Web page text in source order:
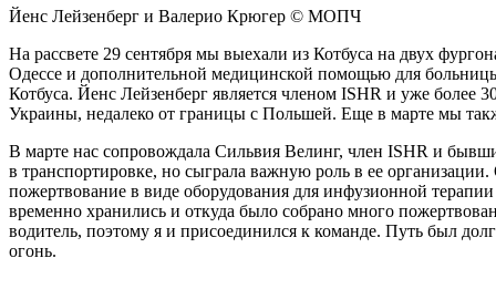
Йенс Лейзенберг и Валерио Крюгер © МОПЧ
На рассвете 29 сентября мы выехали из Котбуса на двух
Одессе и дополнительной медицинской помощью для
Котбуса. Йенс Лейзенберг является членом ISHR и уже более
Украины, недалеко от границы с Польшей. Еще в марте мы
В марте нас сопровождала Сильвия Велинг, член ISHR и
в транспортировке, но сыграла важную роль в ее
пожертвование в виде оборудования для инфузионной
временно хранились и откуда было собрано много
водитель, поэтому я и присоединился к команде. Путь был
огонь.